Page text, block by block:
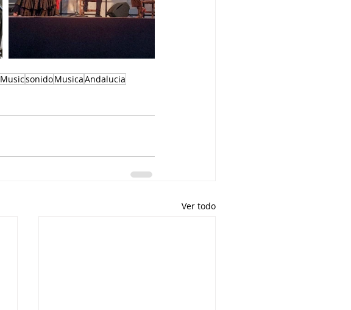
MusicsonidoMusicaAndalucia
Ver todo